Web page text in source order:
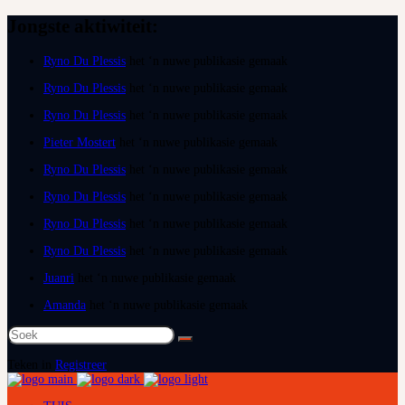
Ryno Du Plessis
Ryno Du Plessis
Ryno Du Plessis
Pieter Mostert
Ryno Du Plessis
Ryno Du Plessis
Ryno Du Plessis
Ryno Du Plessis
Juanri
Amanda
Soek
na:
Registreer